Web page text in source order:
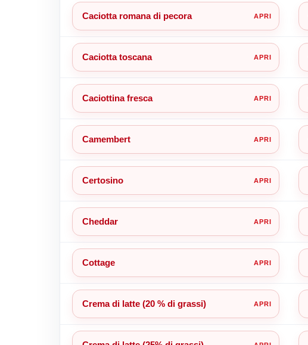
Caciotta romana di pecora
Caciotta toscana
Caciottina fresca
Camembert
Certosino
Cheddar
Cottage
Crema di latte (20 % di grassi)